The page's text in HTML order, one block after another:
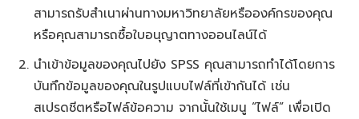
สามารถรับสำเนาผ่านทางมหาวิทยาลัยหรือองค์กรของคุณ
หรือคุณสามารถซื้อใบอนุญาตทางออนไลน์ได้
นำเข้าข้อมูลของคุณไปยัง SPSS คุณสามารถทำได้โดยการ
บันทึกข้อมูลของคุณในรูปแบบไฟล์ที่เข้ากันได้ เช่น
สเปรดชีตหรือไฟล์ข้อความ จากนั้นใช้เมนู “ไฟล์” เพื่อเปิด